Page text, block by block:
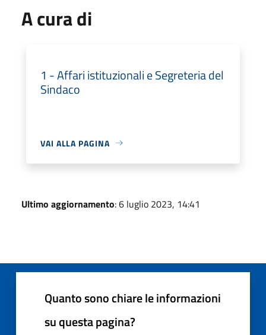
A cura di
1 - Affari istituzionali e Segreteria del
Sindaco
VAI ALLA PAGINA
Ultimo aggiornamento: 6 luglio 2023, 14:41
Quanto sono chiare le informazioni
su questa pagina?